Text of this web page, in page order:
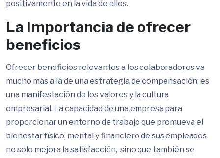
positivamente en la vida de ellos.
La Importancia de ofrecer
beneficios
Ofrecer beneficios relevantes a los colaboradores va
mucho más allá de una estrategia de compensación; es
una manifestación de los valores y la cultura
empresarial. La capacidad de una empresa para
proporcionar un entorno de trabajo que promueva el
bienestar físico, mental y financiero de sus empleados
no solo mejora la satisfacción, sino que también se